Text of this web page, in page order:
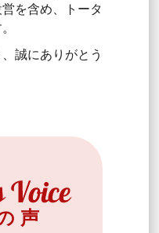
を含め、トータ
誠にありがとう
声